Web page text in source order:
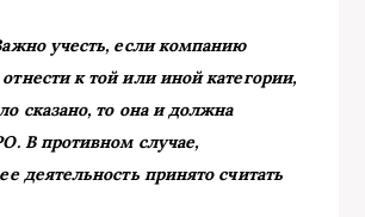
учесть, если компанию
к той или иной категории,
сказано, то она и должна
В противном случае,
деятельность принято считать